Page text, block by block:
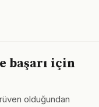
başarı için
olduğundan